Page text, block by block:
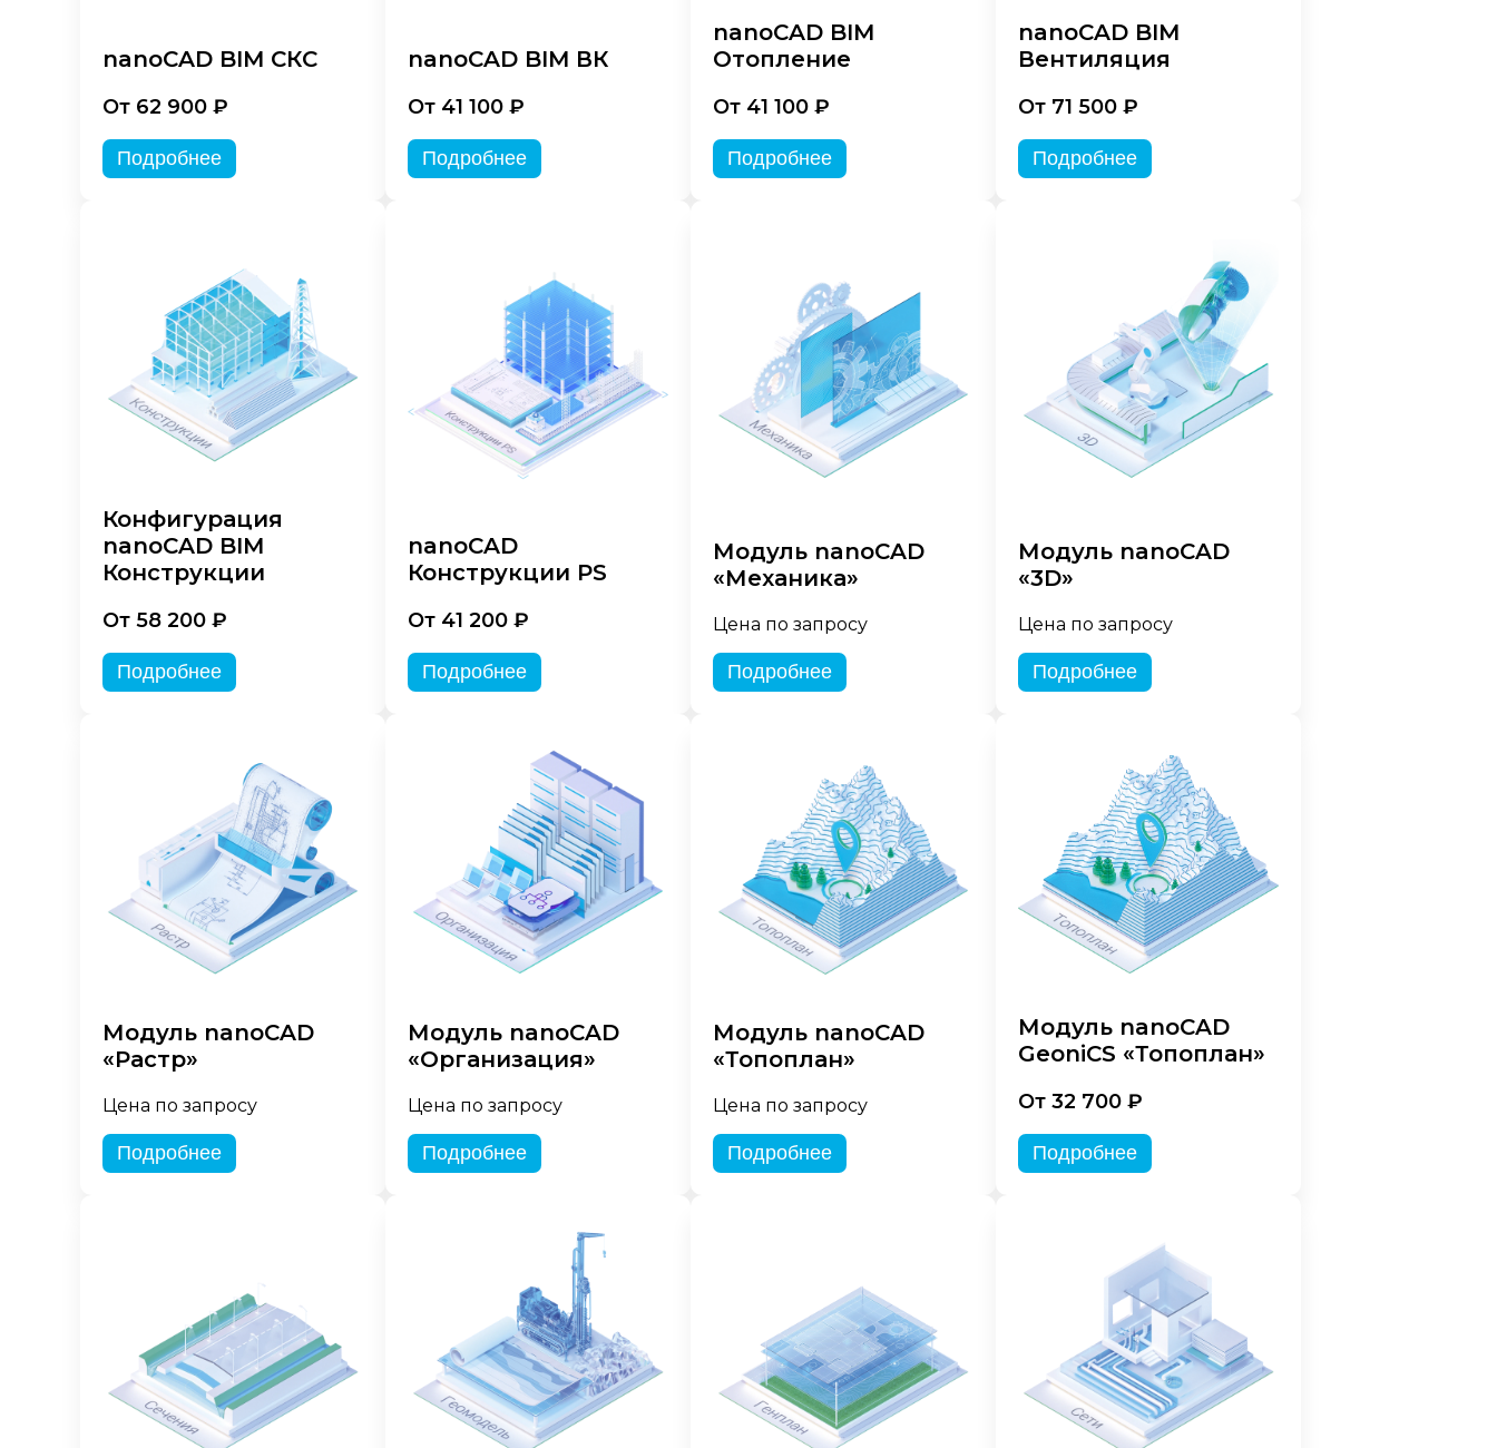
nanoCAD BIM СКС
От 62 900 ₽
Подробнее
nanoCAD BIM ВК
От 41 100 ₽
Подробнее
nanoCAD BIM
Отопление
От 41 100 ₽
Подробнее
nanoCAD BIM
Вентиляция
От 71 500 ₽
Подробнее
Конфигурация
nanoCAD BIM
Конструкции
От 58 200 ₽
Подробнее
nanoCAD
Конструкции PS
От 41 200 ₽
Подробнее
Модуль nanoCAD
«Механика»
Цена по запросу
Подробнее
Модуль nanoCAD
«3D»
Цена по запросу
Подробнее
Модуль nanoCAD
«Растр»
Цена по запросу
Подробнее
Модуль nanoCAD
«Организация»
Цена по запросу
Подробнее
Модуль nanoCAD
«Топоплан»
Цена по запросу
Подробнее
Модуль nanoCAD
GeoniCS «Топоплан»
От 32 700 ₽
Подробнее